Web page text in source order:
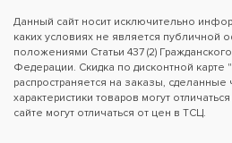
Данный сайт носит исключительно
каких условиях не является публичной
положениями Статьи 437 (2)
Федерации. Скидка по дисконтной
распространяется на заказы,
характеристики товаров могут
сайте могут отличаться от цен в ТСЦ.